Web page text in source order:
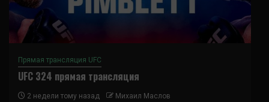
Прямая трансляция UFC
UFC 324 прямая трансляция
2 недели тому назад Михаил Маслов